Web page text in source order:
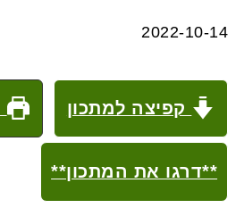
2022-10-14
קפיצה למתכון
**דרגו את המתכון**